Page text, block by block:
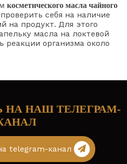
косметического масла чайного
себя на наличие
на продукт. Для этого
масла на локтевой
реакции организма около
НАШ ТЕЛЕГРАМ-
telegram-канал